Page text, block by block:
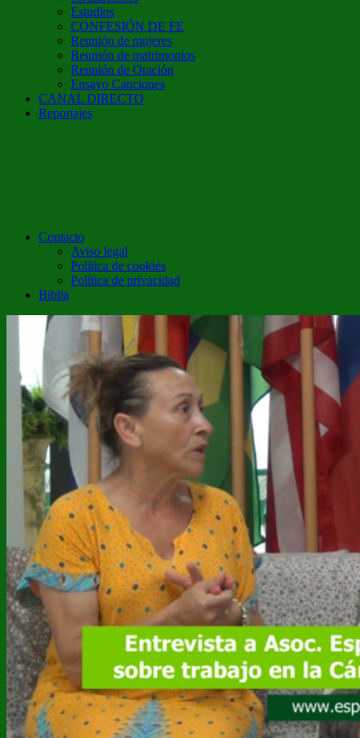
Estudios
CONFESIÓN DE FE
Reunión de mujeres
Reunión de matrimonios
Reunión de Oración
Ensayo Canciones
CANAL DIRECTO
Reportajes
Contacto
Aviso legal
Política de cookies
Política de privacidad
Biblia